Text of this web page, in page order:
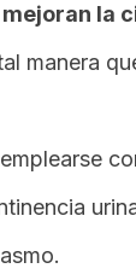
la
manera